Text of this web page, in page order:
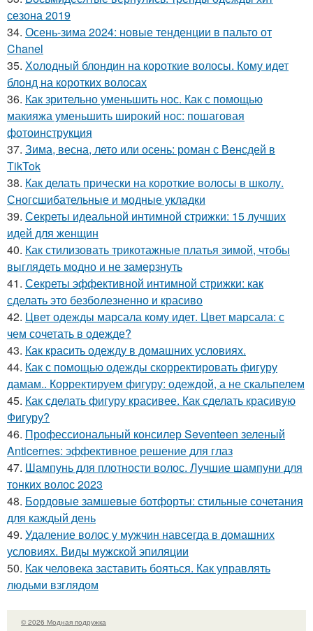
сезона 2019
34. Осень-зима 2024: новые тенденции в пальто от
Chanel
35. Холодный блондин на короткие волосы. Кому идет
блонд на коротких волосах
36. Как зрительно уменьшить нос. Как с помощью
макияжа уменьшить широкий нос: пошаговая
фотоинструкция
37. Зима, весна, лето или осень: роман с Венсдей в
TikTok
38. Как делать прически на короткие волосы в школу.
Сногсшибательные и модные укладки
39. Секреты идеальной интимной стрижки: 15 лучших
идей для женщин
40. Как стилизовать трикотажные платья зимой, чтобы
выглядеть модно и не замерзнуть
41. Секреты эффективной интимной стрижки: как
сделать это безболезненно и красиво
42. Цвет одежды марсала кому идет. Цвет марсала: с
чем сочетать в одежде?
43. Как красить одежду в домашних условиях.
44. Как с помощью одежды скорректировать фигуру
дамам.. Корректируем фигуру: одеждой, а не скальпелем
45. Как сделать фигуру красивее. Как сделать красивую
Фигуру?
46. Профессиональный консилер Seventeen зеленый
Anticernes: эффективное решение для глаз
47. Шампунь для плотности волос. Лучшие шампуни для
тонких волос 2023
48. Бордовые замшевые ботфорты: стильные сочетания
для каждый день
49. Удаление волос у мужчин навсегда в домашних
условиях. Виды мужской эпиляции
50. Как человека заставить бояться. Как управлять
людьми взглядом
© 2026 Модная подружка